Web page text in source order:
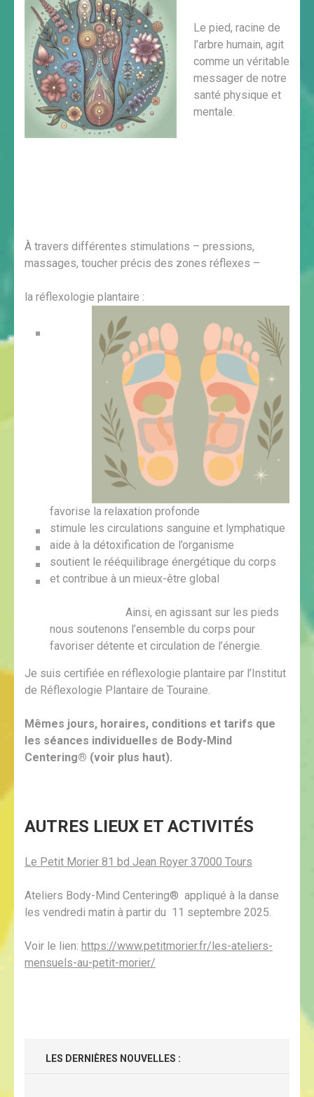
Le pied, racine de
l’arbre humain, agit
comme un véritable
messager de notre
santé physique et
mentale.
À travers différentes stimulations – pressions,
massages, toucher précis des zones réflexes –
la réflexologie plantaire :
favorise la relaxation profonde
stimule les circulations sanguine et lymphatique
aide à la détoxification de l’organisme
soutient le rééquilibrage énergétique du corps
et contribue à un mieux-être global
Ainsi, en agissant sur les pieds
nous soutenons l’ensemble du corps pour
favoriser détente et circulation de l’énergie.
Je suis certifiée en réflexologie plantaire par l’Institut
de Réflexologie Plantaire de Touraine.
Mêmes jours, horaires, conditions et tarifs que
les séances individuelles de Body-Mind
Centering® (voir plus haut).
AUTRES LIEUX ET ACTIVITÉS
Le Petit Morier 81 bd Jean Royer 37000 Tours
Ateliers Body-Mind Centering® appliqué à la danse
les vendredi matin à partir du 11 septembre 2025.
Voir le lien: https://www.petitmorier.fr/les-ateliers-
mensuels-au-petit-morier/
LES DERNIÈRES NOUVELLES :